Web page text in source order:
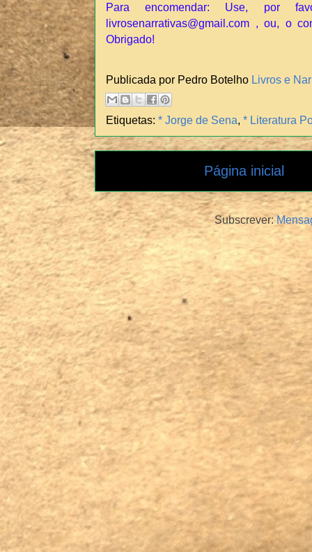
Para encomendar: Use, por
livrosenarrativas@gmail.com , ou, o
Obrigado!
Publicada por Pedro Botelho Livros e
Etiquetas: * Jorge de Sena, * Literatura
Página inicial
Subscrever: